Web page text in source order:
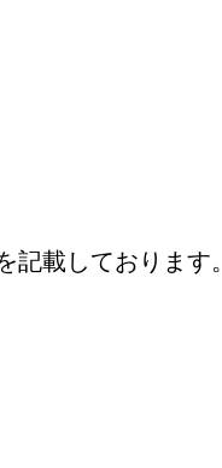
載しております。